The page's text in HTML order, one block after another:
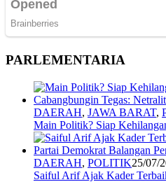
PARLEMENTARIA
DAERAH, JAWA BARAT,
Main Politik? Siap
DAERAH, POLITIK25/07/
Saiful Arif Ajak Kader